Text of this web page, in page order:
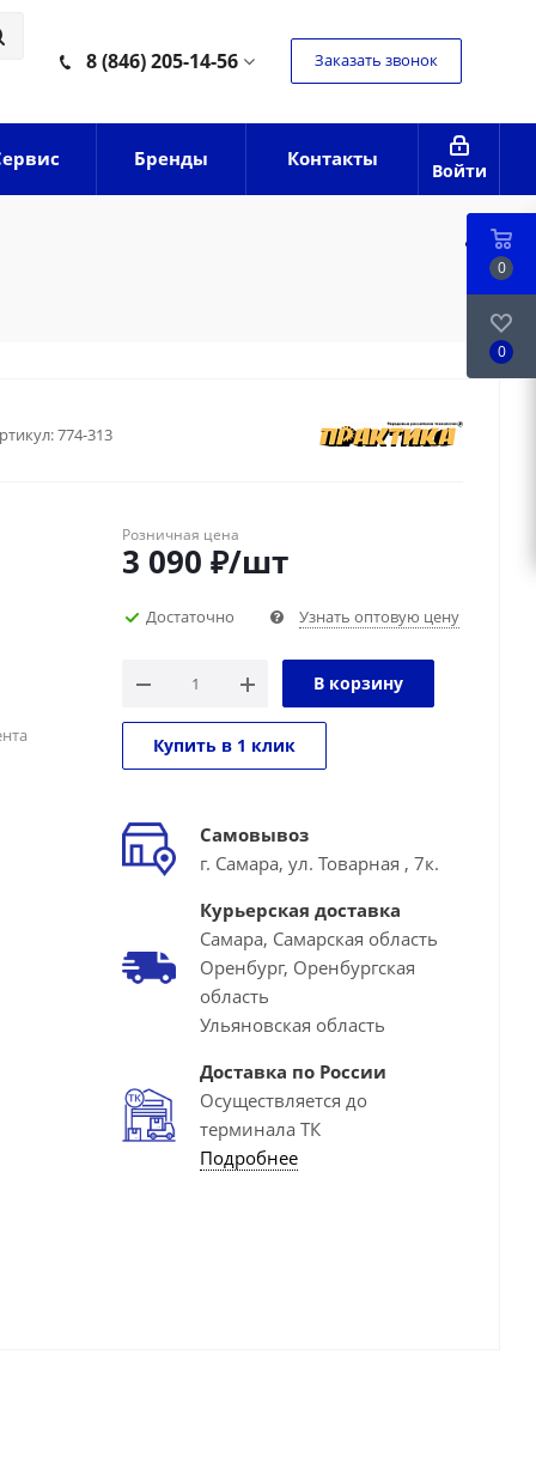
8 (846) 205-14-56 Заказать звонок
Войти
Бренды Контакты
774-313
Розничная цена
3 090 ₽/шт
Достаточно Узнать оптовую цену
В корзину
Купить в 1 клик
Самовывоз
г. Самара, ул. Товарная , 7к.
Курьерская доставка
Самара, Самарская область
Оренбург, Оренбургская
область
Ульяновская область
Доставка по России
Осуществляется до
терминала ТК
Подробнее
0
0